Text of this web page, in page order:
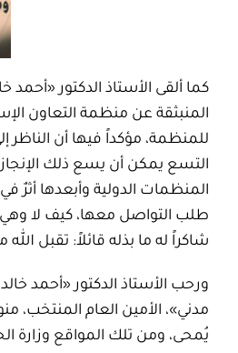
كما ألقى الأستاذ الدكتور «أحمد
المنبثقة عن منظمة التعاون
للمنظمة، مؤكداً فيها أن
التسع يمكن أن يسع ذلك
المنظمات الدولية وأبعدها أثرٌ
طلب التواصل معها، كيف لا وهي
شاكراً له ما بذله قائلاً: تقبل
ورحب الأستاذ الدكتور «أحمد
مدني»، الأمين العام المنتخب،
يُمحى، ومن تلك المواقع وزارة